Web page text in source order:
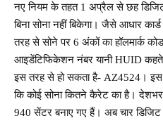
नए नियम के तहत 1 अप्रैल से छह डिजिट
बिना सोना नहीं बिकेगा। जैसे आधार
तरह से सोने पर 6 अंकों का हॉलमार्क
आइडेंटिफिकेशन नंबर यानी HUID
इस तरह से हो सकता है- AZ4524। इस
कि कोई सोना कितने कैरेट का है।
940 सेंटर बनाए गए हैं। अब चार डिजिट